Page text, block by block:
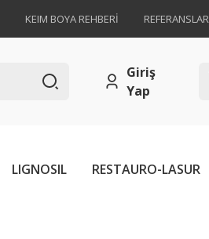
KEIM BOYA REHBERİ REFERANSLAR
Giriş
Yap
LIGNOSIL RESTAURO-LASUR